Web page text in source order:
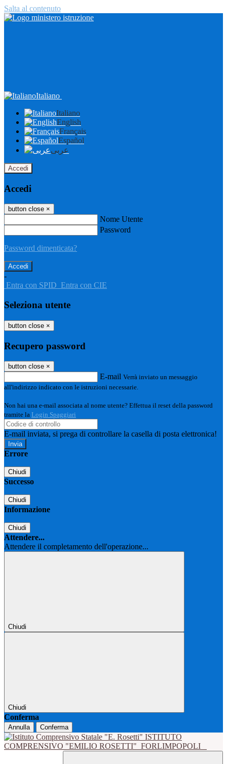
Salta al contenuto
Italiano
Italiano
English
Français
Español
عربى
Accedi
Accedi
button close ×
Nome Utente
Password
Password dimenticata?
-
Entra con SPID Entra con CIE
Seleziona utente
button close ×
Recupero password
button close ×
E-mail Verrà inviato un messaggio
all'indirizzo indicato con le istruzioni necessarie.
Non hai una e-mail associata al nome utente? Effettua il reset della password
tramite la Login Spaggiari
E-mail inviata, si prega di controllare la casella di posta elettronica!
Errore
Chiudi
Successo
Chiudi
Informazione
Chiudi
Attendere...
Attendere il completamento dell'operazione...
Chiudi
Chiudi
Conferma
Annulla Conferma
ISTITUTO
COMPRENSIVO "EMILIO ROSETTI" FORLIMPOPOLI